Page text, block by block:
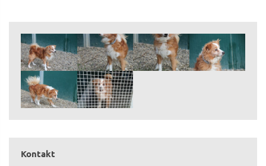
Kontakt